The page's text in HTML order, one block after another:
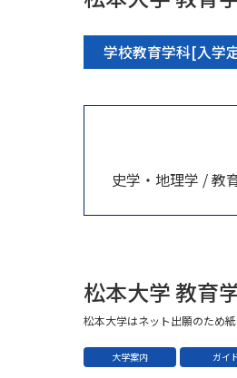
学校教育学科[入学
史学・地理学 / 教
松本大学 教育
松本大学はネット出願のため
大学案内 ガイ